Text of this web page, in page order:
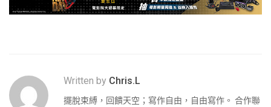
Written by Chris.L
擺脫束縛，回饋天空；寫作自由，自由寫作。 合作聯